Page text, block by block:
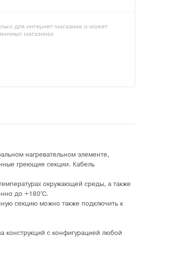
для интернет-магазина и может
магазинах
нагревательном элементе,
греющие секции. Кабель
окружающей среды, а также
до +180°C.
секцию можно также подключить к
конструкций с конфигурацией любой